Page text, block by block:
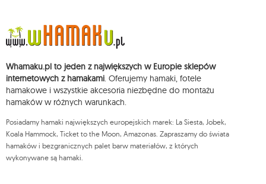
Dane będą przetwarzane w celu wysyłki newslettera i przechowywane do
chwili rezygnacji z subskrypcji.
Przysługuje Ci prawo do żądania dostępu do swoich danych osobowych,
sprzeciwu wobec przetwarzania swoich danych oraz prawo do
wniesienia skargi do organu nadzorczego oraz cofnięcia zgody w
dowolnym momencie bez wpływu na zgodność z prawem przetwarzania,
którego dokonano na podstawie zgody przed jej cofnięciem. W tym celu
możesz kontaktować się z działem obsługi klienta Mouton Interactive pod
Więcej informacji: www.mouton.pl/ODO
Whamaku.pl to jeden z największych w Europie sklepów
internetowych z hamakami. Oferujemy hamaki, fotele
hamakowe i wszystkie akcesoria niezbędne do montażu
hamaków w różnych warunkach.
Posiadamy hamaki największych europejskich marek: La Siesta, Jobek,
Koala Hammock, Ticket to the Moon, Amazonas. Zapraszamy do świata
hamaków i bezgranicznych palet barw materiałów, z których
wykonywane są hamaki.